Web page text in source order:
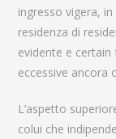
ingresso vigera,
residenza di
evidente e
eccessive ancora
L’aspetto
colui che